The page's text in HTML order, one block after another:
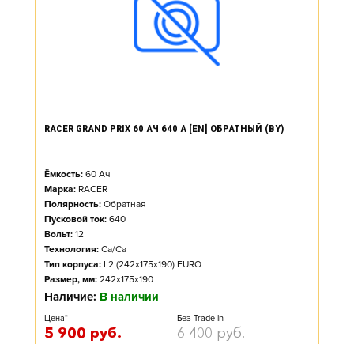
RACER GRAND PRIX 60 АЧ 640 А [EN] ОБРАТНЫЙ (BY)
Ёмкость: 60 Ач
Марка: RACER
Полярность: Обратная
Пусковой ток: 640
Вольт: 12
Технология: Ca/Ca
Тип корпуса: L2 (242x175x190) EURO
Размер, мм: 242x175x190
Наличие: В наличии
Цена*
5 900 руб.
Без Trade-in
6 400 руб.